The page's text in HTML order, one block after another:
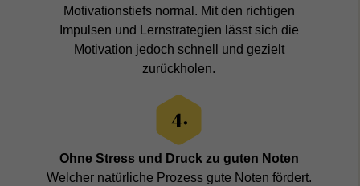
Motivationstiefs normal. Mit den richtigen
Impulsen und Lernstrategien lässt sich die
Motivation jedoch schnell und gezielt
zurückholen.
Ohne Stress und Druck zu guten Noten
Welcher natürliche Prozess gute Noten fördert.